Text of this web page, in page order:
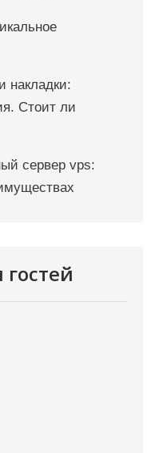
накладки:
Стоит ли
сервер vps: